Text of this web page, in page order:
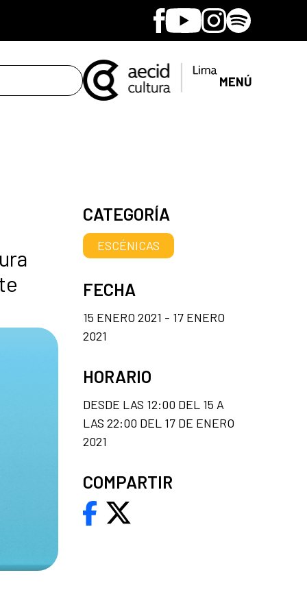
Facebook
YoutubeInstagram
Spotify
MENÚ
CATEGORÍA
ESCÉNICAS
FECHA
15 ENERO 2021 - 17 ENERO
2021
HORARIO
DESDE LAS 12:00 DEL 15 A
LAS 22:00 DEL 17 DE ENERO
2021
COMPARTIR